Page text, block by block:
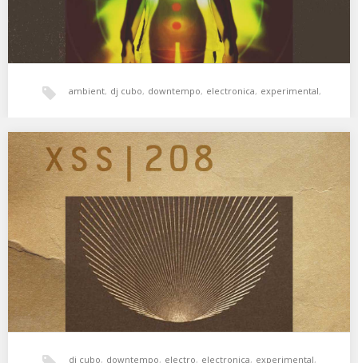
ambient, dj cubo, downtempo, electronica, experimental,
Freestyle, hala bedi, techno dub, world music ,
xperimental sound system
XSS208 | Cubo | Percussion Sundance
Explosiones de color 🌈 01 Floating Points – Requiem for CS70
and Strings 02 David Sylvian…
dj cubo, downtempo, electro, electronica, experimental,